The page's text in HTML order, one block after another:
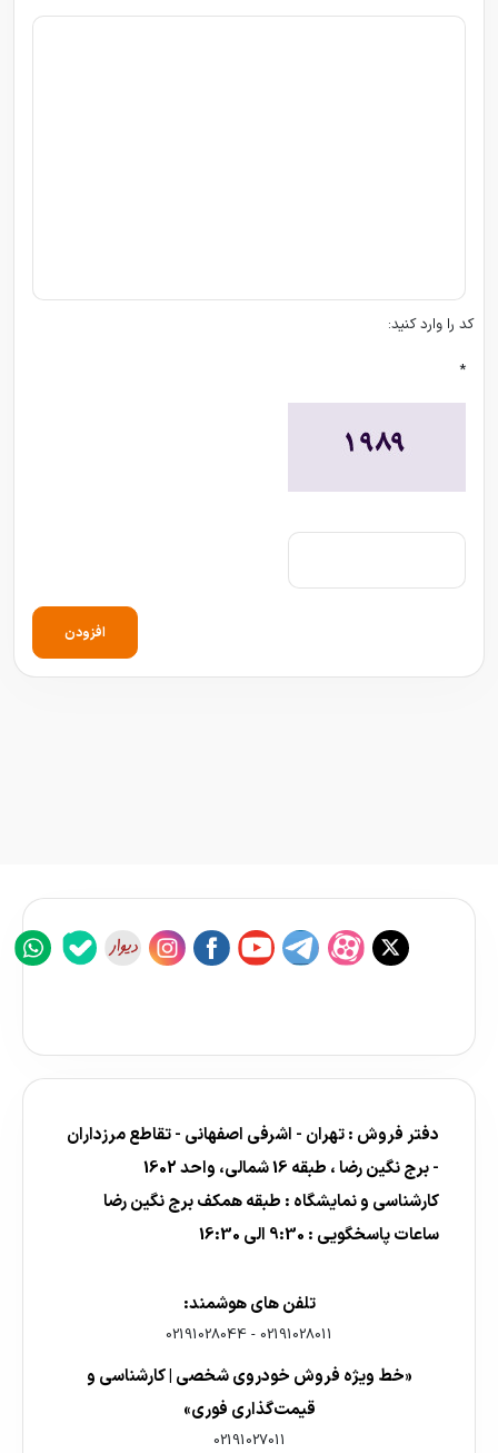
کد را وارد کنید:
*
افزودن
دفتر فروش : تهران - اشرفی اصفهانی - تقاطع مرزداران
- برج نگین رضا ، طبقه 16 شمالی، واحد 1602
کارشناسی و نمایشگاه : طبقه همکف برج نگین رضا
ساعات پاسخگویی : 9:30 الی 16:30
تلفن های هوشمند:
02191028011
-
02191028044
«خط ویژه فروش خودروی شخصی | کارشناسی و
قیمت‌گذاری فوری»
02191027011